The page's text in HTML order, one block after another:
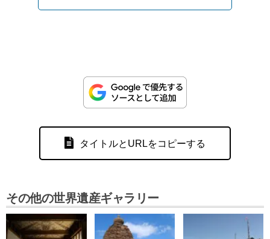
タイトルとURLをコピーする
その他の世界遺産ギャラリー